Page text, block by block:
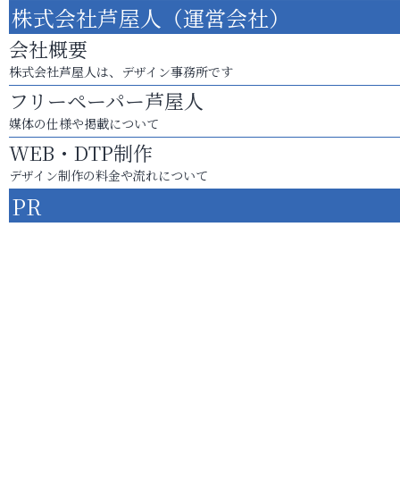
株式会社芦屋人（運営会社）
会社概要
株式会社芦屋人は、デザイン事務所です
フリーペーパー芦屋人
媒体の仕様や掲載について
WEB・DTP制作
デザイン制作の料金や流れについて
PR